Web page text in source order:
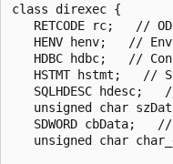
class direxec {
RETCODE rc;   //
HENV henv;   //
HDBC hdbc;   //
HSTMT hstmt;   //
SQLHDESC hdesc;
unsigned char
SDWORD cbData;
unsigned char